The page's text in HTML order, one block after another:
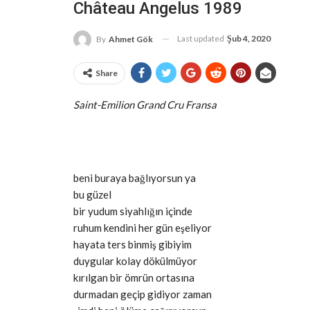
Château Angelus 1989
By Ahmet Gök Last updated Şub 4, 2020
Share
Saint-Emilion Grand Cru Fransa
beni buraya bağlıyorsun ya
bu güzel
bir yudum siyahlığın içinde
ruhum kendini her gün eşeliyor
hayata ters binmiş gibiyim
duygular kolay dökülmüyor
kırılgan bir ömrün ortasına
durmadan geçip gidiyor zaman